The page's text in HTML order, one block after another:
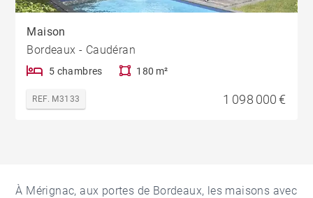
Maison
Bordeaux - Caudéran
5 chambres 180 m²
REF. M3133 1 098 000 €
À Mérignac, aux portes de Bordeaux, les maisons avec